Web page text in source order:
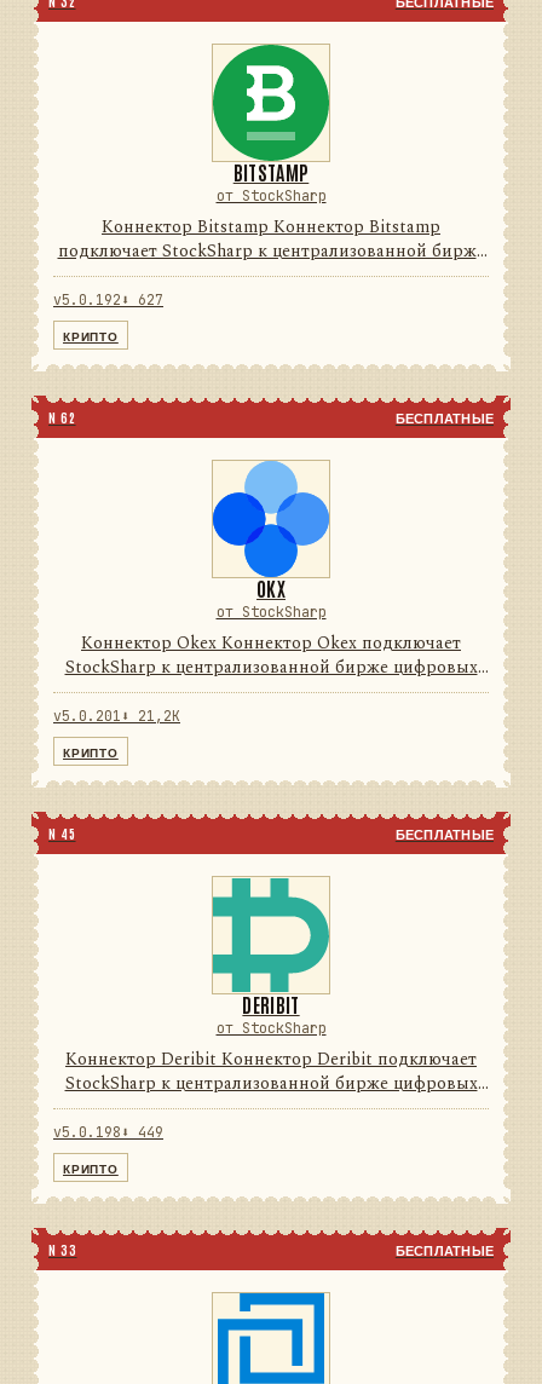
BITSTAMP
от StockSharp
Коннектор Bitstamp Коннектор Bitstamp
подключает StockSharp к централизованной бирже
цифровых активов. Он переводит данные и
операции провайдера в единую модель сообщений
v5.0.192 ⬇ 627
КРИПТО
N 62 БЕСПЛАТНЫЕ
OKX
от StockSharp
Коннектор Okex Коннектор Okex подключает
StockSharp к централизованной бирже цифровых
активов. Он переводит данные и операции
провайдера в единую модель сообщений
StockSharp, поэтому приложения могут ...
v5.0.201 ⬇ 21,2K
КРИПТО
N 45 БЕСПЛАТНЫЕ
DERIBIT
от StockSharp
Коннектор Deribit Коннектор Deribit подключает
StockSharp к централизованной бирже цифровых
активов. Он переводит данные и операции
провайдера в единую модель сообщений
StockSharp, поэтому приложения ...
v5.0.198 ⬇ 449
КРИПТО
N 33 БЕСПЛАТНЫЕ